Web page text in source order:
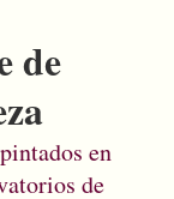
de
en
de